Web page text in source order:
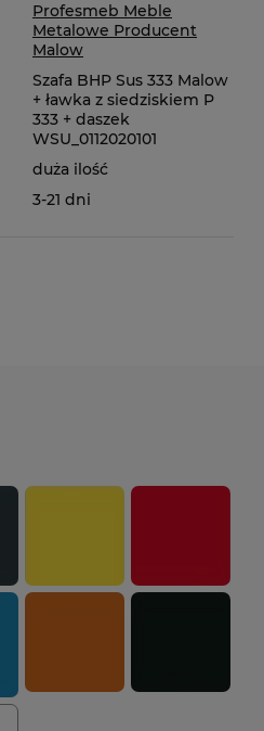
Profesmeb Meble
Metalowe Producent
Malow
Szafa BHP Sus 333 Malow
+ ławka z siedziskiem P
333 + daszek
WSU_0112020101
duża ilość
3-21 dni